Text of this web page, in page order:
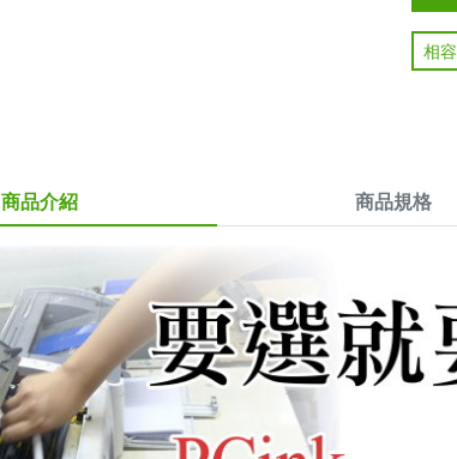
相容
商品介紹 商品規格